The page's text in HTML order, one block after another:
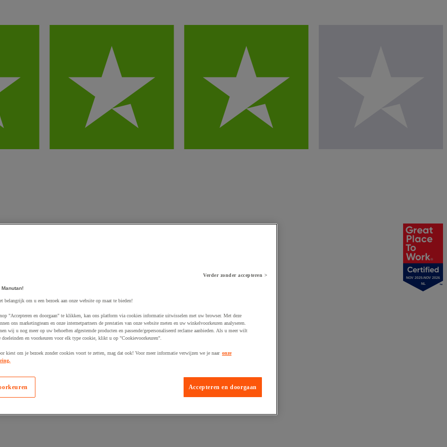
NOV 2025-NOV 2026
NL
Verder zonder accepteren >
belangrijk om u een bezoek aan onze website op maat te bieden!
"Accepteren en doorgaan" te klikken, kan ons platform via cookies informatie uitwisselen met uw browser. Met deze
ons marketingteam en onze internetpartners de prestaties van onze website meten en uw winkelvoorkeuren analyseren.
wij u nog meer op uw behoeften afgestemde producten en passende/gepersonaliseerd reclame aanbieden. Als u meer wilt
doeleinden en voorkeuren voor elk type cookie, klikt u op "Cookievoorkeuren".
kiest om je bezoek zonder cookies voort te zetten, mag dat ook! Voor meer informatie verwijzen we je naar onze
Accepteren en doorgaan